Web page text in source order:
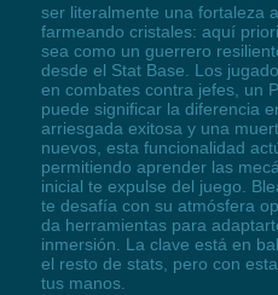
ser literalmente una fortaleza
farmeando cristales: aquí
sea como un guerrero
desde el Stat Base. Los
en combates contra jefes, un
puede significar la diferencia
arriesgada exitosa y una
nuevos, esta funcionalidad
permitiendo aprender las
inicial te expulse del juego.
te desafía con su atmósfera
da herramientas para
inmersión. La clave está en
el resto de stats, pero con
tus manos.